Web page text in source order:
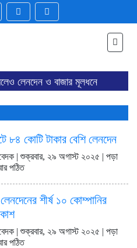
লেনদেন ও বাজার মূলধনে
ব্লক মার্কেটে ১৮২
বেশি লেনদেন
লেনদেনের শীর্ষ ১০
তালিকা প্রকাশ
সপ্তাহজুড়ে দরপতনের শীর্ষ
প্রকাশ
তালিকা প্রকাশ
আর্থিক প্রতিষ্ঠান খাত,
পাঁচ কোম্পানি
৪০ কোম্পানির শেয়ার
৮৪ কোটি টাকার বেশি লেনদেন
| শুক্রবার, ২৯ অগাস্ট ২০২৫ | পড়া
পঠিত
শীর্ষ ১০ কোম্পানির
| শুক্রবার, ২৯ অগাস্ট ২০২৫ | পড়া
পঠিত